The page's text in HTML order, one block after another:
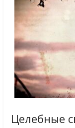
Целебные